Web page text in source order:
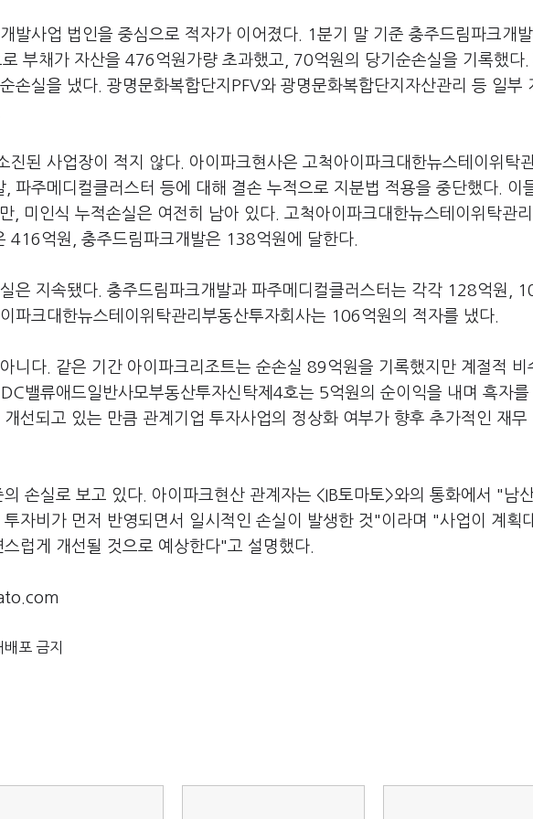
발사업 법인을 중심으로 적자가 이어졌다. 1분기 말 기준 충주드림파크개
부채가 자산을 476억원가량 초과했고, 70억원의 당기순손실을 기록했다.
손실을 냈다. 광명문화복합단지PFV와 광명문화복합단지자산관리 등 일부
진된 사업장이 적지 않다. 아이파크현사은 고척아이파크대한뉴스테이위탁
파주메디컬클러스터 등에 대해 결손 누적으로 지분법 적용을 중단했다. 이
, 미인식 누적손실은 여전히 남아 있다. 고척아이파크대한뉴스테이위탁관
416억원, 충주드림파크개발은 138억원에 달한다.
은 지속됐다. 충주드림파크개발과 파주메디컬클러스터는 각각 128억원,
파크대한뉴스테이위탁관리부동산투자회사는 106억원의 적자를 냈다.
니다. 같은 기간 아이파크리조트는 순손실 89억원을 기록했지만 계절적 비
밸류애드일반사모부동산투자신탁제4호는 5억원의 순이익을 내며 흑자를
선되고 있는 만큼 관계기업 투자사업의 정상화 여부가 향후 추가적인 재무
손실로 보고 있다. 아이파크현산 관계자는 <IB토마토>와의 통화에서 "남
자비가 먼저 반영되면서 일시적인 손실이 발생한 것"이라며 "사업이 계획
럽게 개선될 것으로 예상한다"고 설명했다.
포 금지